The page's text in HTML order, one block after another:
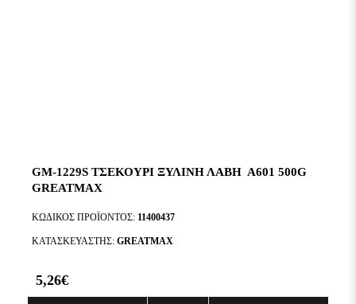
GM-1229S ΤΣΕΚΟΎΡΙ ΞΎΛΙΝΗ ΛΑΒΉ Α601 500G
GREATMAX
ΚΩΔΙΚΌΣ ΠΡΟΪΌΝΤΟΣ: 11400437
ΚΑΤΑΣΚΕΥΑΣΤΉΣ: GREATMAX
5,26€